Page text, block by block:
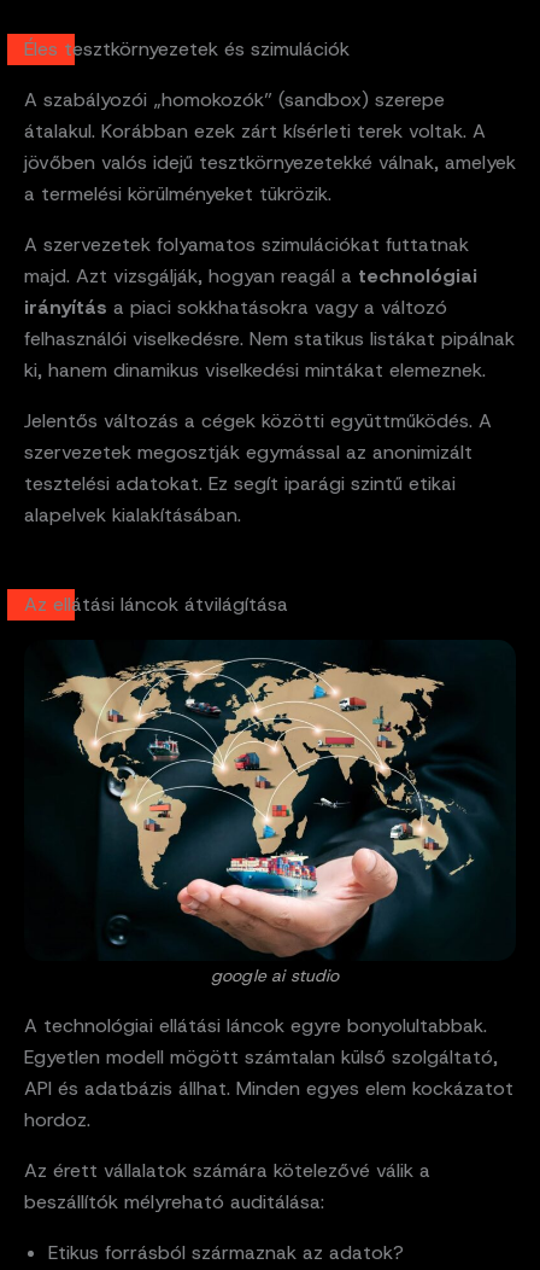
Éles tesztkörnyezetek és szimulációk
A szabályozói „homokozók” (sandbox) szerepe
átalakul. Korábban ezek zárt kísérleti terek voltak. A
jövőben valós idejű tesztkörnyezetekké válnak, amelyek
a termelési körülményeket tükrözik.
A szervezetek folyamatos szimulációkat futtatnak
majd. Azt vizsgálják, hogyan reagál a technológiai
irányítás a piaci sokkhatásokra vagy a változó
felhasználói viselkedésre. Nem statikus listákat pipálnak
ki, hanem dinamikus viselkedési mintákat elemeznek.
Jelentős változás a cégek közötti együttműködés. A
szervezetek megosztják egymással az anonimizált
tesztelési adatokat. Ez segít iparági szintű etikai
alapelvek kialakításában.
Az ellátási láncok átvilágítása
google ai studio
A technológiai ellátási láncok egyre bonyolultabbak.
Egyetlen modell mögött számtalan külső szolgáltató,
API és adatbázis állhat. Minden egyes elem kockázatot
hordoz.
Az érett vállalatok számára kötelezővé válik a
beszállítók mélyreható auditálása:
Etikus forrásból származnak az adatok?